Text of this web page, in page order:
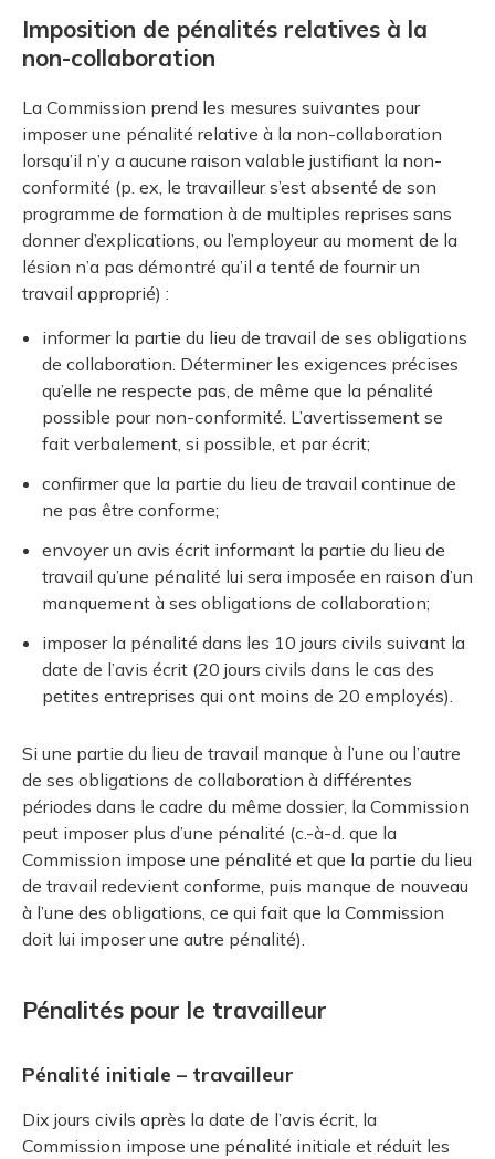
Imposition de pénalités relatives à la
non-collaboration
La Commission prend les mesures suivantes pour
imposer une pénalité relative à la non-collaboration
lorsqu’il n’y a aucune raison valable justifiant la non-
conformité (p. ex, le travailleur s’est absenté de son
programme de formation à de multiples reprises sans
donner d’explications, ou l’employeur au moment de la
lésion n’a pas démontré qu’il a tenté de fournir un
travail approprié) :
informer la partie du lieu de travail de ses obligations
de collaboration. Déterminer les exigences précises
qu’elle ne respecte pas, de même que la pénalité
possible pour non-conformité. L’avertissement se
fait verbalement, si possible, et par écrit;
confirmer que la partie du lieu de travail continue de
ne pas être conforme;
envoyer un avis écrit informant la partie du lieu de
travail qu’une pénalité lui sera imposée en raison d’un
manquement à ses obligations de collaboration;
imposer la pénalité dans les 10 jours civils suivant la
date de l’avis écrit (20 jours civils dans le cas des
petites entreprises qui ont moins de 20 employés).
Si une partie du lieu de travail manque à l’une ou l’autre
de ses obligations de collaboration à différentes
périodes dans le cadre du même dossier, la Commission
peut imposer plus d’une pénalité (c.-à-d. que la
Commission impose une pénalité et que la partie du lieu
de travail redevient conforme, puis manque de nouveau
à l’une des obligations, ce qui fait que la Commission
doit lui imposer une autre pénalité).
Pénalités pour le travailleur
Pénalité initiale – travailleur
Dix jours civils après la date de l’avis écrit, la
Commission impose une pénalité initiale et réduit les